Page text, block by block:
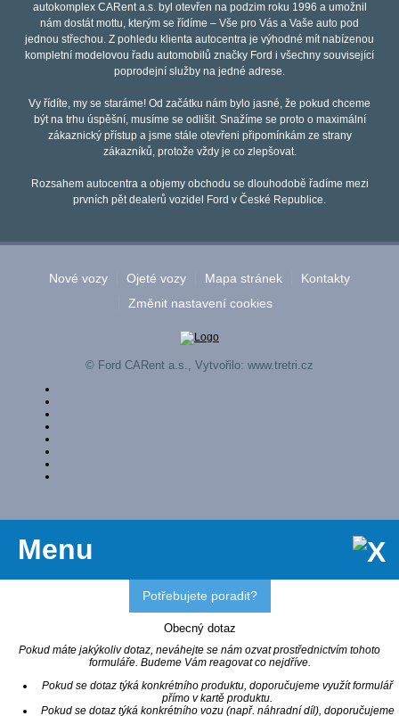
autokomplex CARent a.s. byl otevřen na podzim roku 1996 a umožnil
nám dostát mottu, kterým se řídíme – Vše pro Vás a Vaše auto pod
jednou střechou. Z pohledu klienta autocentra je výhodné mít nabízenou
kompletní modelovou řadu automobilů značky Ford i všechny související
poprodejní služby na jedné adrese.
Vy řídíte, my se staráme! Od začátku nám bylo jasné, že pokud chceme
být na trhu úspěšní, musíme se odlišit. Snažíme se proto o maximální
zákaznický přístup a jsme stále otevřeni připomínkám ze strany
zákazníků, protože vždy je co zlepšovat.
Rozsahem autocentra a objemy obchodu se dlouhodobě řadíme mezi
prvních pět dealerů vozidel Ford v České Republice.
Nové vozy Ojeté vozy Mapa stránek
Kontakty
Změnit nastavení cookies
© Ford CARent a.s., Vytvořilo: www.tretri.cz
Menu
Potřebujete poradit?
Obecný dotaz
Pokud máte jakýkoliv dotaz, neváhejte se nám ozvat prostřednictvím tohoto
formuláře. Budeme Vám reagovat co nejdříve.
Pokud se dotaz týká konkrétního produktu, doporučujeme využít formulář
přímo v kartě produktu.
Pokud se dotaz týká konkrétního vozu (např. náhradní díl), doporučujeme